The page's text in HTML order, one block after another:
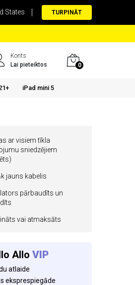
States TURPINĀT
Konts
Lai pieteiktos
0
iPad mini 5
ar visiem tīkla
sniedzējiem
jauns kabelis
pārbaudīts un
vai atmaksāts
Allo VIP
atlaide
eksprespiegāde